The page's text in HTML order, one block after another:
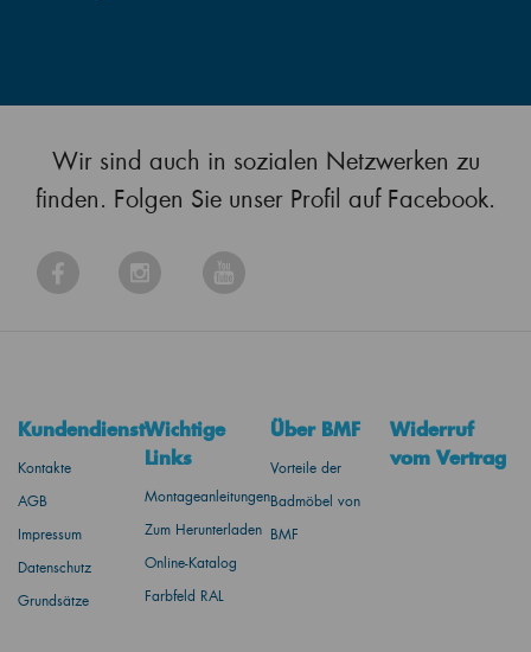
Wir sind auch in sozialen Netzwerken zu
finden. Folgen Sie unser Profil auf Facebook.
Kundendienst
Kontakte
AGB
Impressum
Datenschutz
Grundsätze
Wichtige
Links
Montageanleitungen
Zum Herunterladen
Online-Katalog
Farbfeld RAL
Über BMF
Vorteile der
Badmöbel von
BMF
Widerruf
vom Vertrag